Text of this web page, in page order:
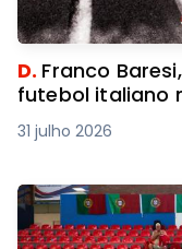
D. Franco
futebol italiano
31 julho 2026